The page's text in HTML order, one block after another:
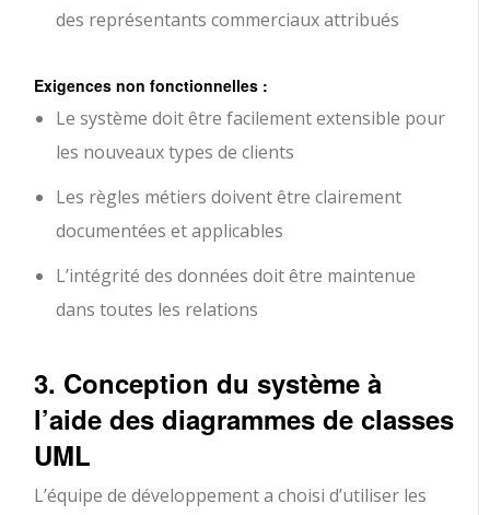
des représentants commerciaux attribués
Exigences non fonctionnelles :
Le système doit être facilement extensible pour
les nouveaux types de clients
Les règles métiers doivent être clairement
documentées et applicables
L’intégrité des données doit être maintenue
dans toutes les relations
3. Conception du système à
l’aide des diagrammes de classes
UML
L’équipe de développement a choisi d’utiliser les